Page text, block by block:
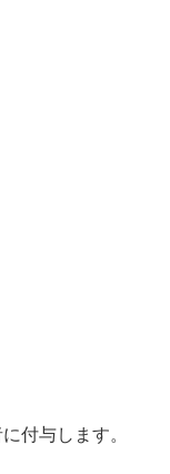
付与します。